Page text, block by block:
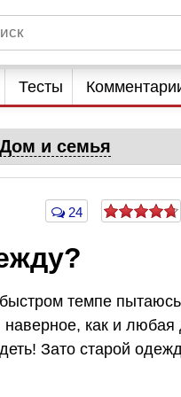
Тесты
Дом и семья
24
темпе
как и
Зато старой